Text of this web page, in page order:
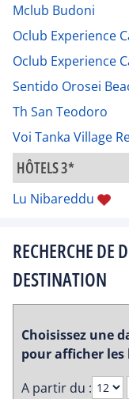
Mclub Budoni
Oclub Experience
Oclub Experience
Sentido Orosei
Th San Teodoro
Voi Tanka Village
HÔTELS 3*
Lu Nibareddu
RECHERCHE DE
DESTINATION
Choisissez une
pour afficher
A partir du :